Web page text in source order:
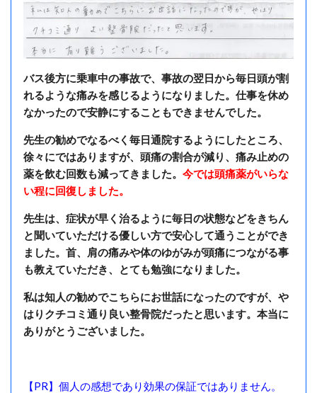
バス後方に乗車中の事故で、事故の翌日から毎日頭が割
れるような痛みを感じるようになりました。仕事を休め
なかったので安静にすることもできませんでした。
先生の勧めでなるべく毎日通院するようにしたところ、
徐々にではありますが、頭痛の割合が減り、痛み止めの
薬を飲む回数も減ってきました。 今では頭痛薬がいらな
い程に回復しました。
先生は、症状が早く治るように毎日の状態などをきちん
と聞いていただける優しい方で安心して通うことができ
ました。首、肩の痛みや体のゆがみが頭痛につながる事
も教えていただき、とても勉強になりました。
私は知人の勧めでこちらにお世話になったのですが、や
はりクチコミ通り良い整骨院だったと思います。本当に
ありがとうございました。
【PR】個人の感想であり効果の保証ではありません。